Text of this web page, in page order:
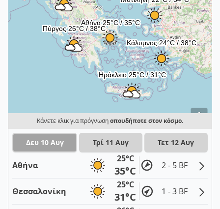
i
Κάνετε κλικ για πρόγνωσηοπουδήποτε στον κόσμο.
Δευ 10 Αυγ Τρί 11 Αυγ Τετ 12 Αυγ
Αθήνα
25°C
35°C 2 - 5 BF
Θεσσαλονίκη
25°C
31°C
1 - 3 BF